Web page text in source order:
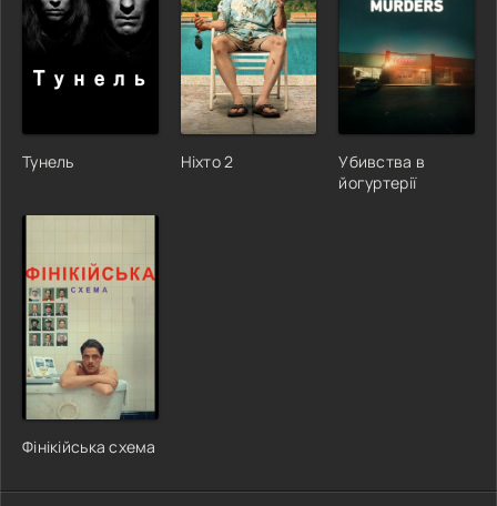
Тунель Ніхто 2
Убивства в
йогуртерії
Фінікійська схема